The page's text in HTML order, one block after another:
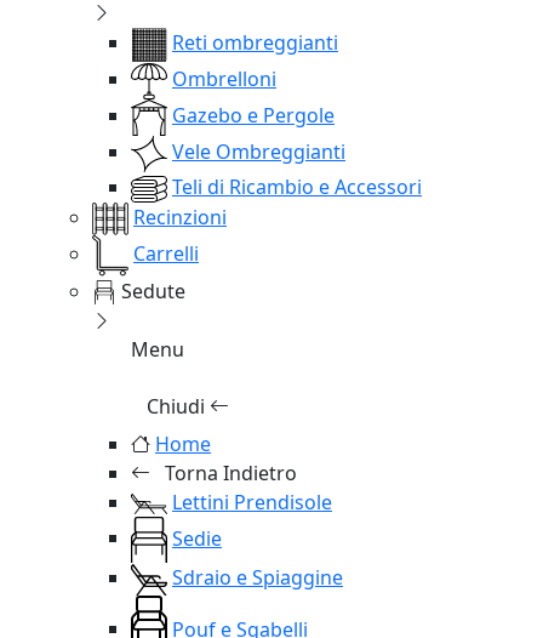
Reti ombreggianti
Ombrelloni
Gazebo e Pergole
Vele Ombreggianti
Teli di Ricambio e Accessori
Recinzioni
Carrelli
Sedute
Menu
Chiudi
Home
Torna Indietro
Lettini Prendisole
Sedie
Sdraio e Spiaggine
Pouf e Sgabelli